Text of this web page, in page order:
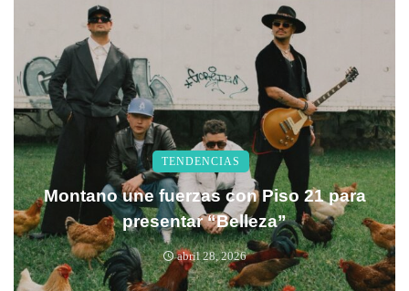
TENDENCIAS
Montano une fuerzas con Piso 21 para
presentar “Belleza”
abril 28, 2026